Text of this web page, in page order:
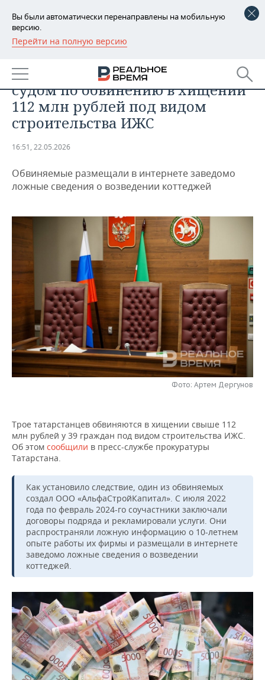
Вы были автоматически перенаправлены на мобильную
версию.
Перейти на полную версию
РЕГИОНЫ
БАШКОРТОСТАН
ТАТАРСТАН
УДМУРТИЯ
НОВОСТИ
АНАЛИТИКА
НОВОСТИ АНАЛИТИКИ
ДЕКЛАРАЦИИ О ДОХОДАХ
КОРОЛИ ГОСЗАКАЗА ПФО
КОМУ ПРИНАДЛЕЖАТ
ТОРГОВЫЕ ЦЕНТРЫ
ТАТАРСТАНА
ЭКОНОМИКА
НОВОСТИ ЭКОНОМИКИ
ФИНАНСЫ
БЮДЖЕТ
ИНВЕСТИЦИИ
ПРОМЫШЛЕННОСТЬ
НОВОСТИ
ПРОМЫШЛЕННОСТИ
АГРОПРОМ
МАШИНОСТРОЕНИЕ
НЕФТЕХИМИЯ
НЕФТЬ
ОПК
ЭНЕРГЕТИКА
НЕДВИЖИМОСТЬ
НОВОСТИ АВТО
НОВОСТИ БИЗНЕСА
РОЗНИЧНАЯ ТОРГОВЛЯ
ТРАНСПОРТ
УСЛУГИ
ТЕХНОЛОГИИ
НОВОСТИ ТЕХНОЛОГИЙ
IT
МЕДИА
ТЕЛЕКОММУНИКАЦИИ
МЕРОПРИЯТИЯ
НОВОСТИ МЕРОПРИЯТИЙ
ВЫЕЗДНАЯ РЕДАКЦИЯ
БИЗНЕС-БРАНЧИ
ОТКРЫТАЯ ЛЕКЦИЯ
СПОРТ
НОВОСТИ СПОРТА
ФУТБОЛ
БАСКЕТБОЛ
ВОЛЕЙБОЛ
КИБЕРСПОРТ
ФИГУРНОЕ КАТАНИЕ
ВОДНЫЕ ВИДЫ СПОРТА
ХОККЕЙ С МЯЧОМ
ОБЩЕСТВО
НОВОСТИ ОБЩЕСТВА
ИНФРАСТРУКТУРА
ИСТОРИЯ
КУЛЬТУРА
МЕДИЦИНА
ОБРАЗОВАНИЕ
ПРОИСШЕСТВИЯ
ФОТОГАЛЕРЕЯ
СПРАВОЧНИК
СПИСОК ПЕРСОН
СПИСОК КОМПАНИЙ
ПОЛНАЯ ВЕРСИЯ
Татарстанцы предстанут перед
судом по обвинению в хищении
112 млн рублей под видом
строительства ИЖС
16:51, 22.05.2026
Обвиняемые размещали в интернете заведомо
ложные сведения о возведении коттеджей
Фото: Артем Дергунов
Трое татарстанцев обвиняются в хищении свыше 112
млн рублей у 39 граждан под видом строительства ИЖС.
Об этом сообщили в пресс-службе прокуратуры
Татарстана.
Как установило следствие, один из обвиняемых
создал ООО «АльфаСтройКапитал». С июля 2022
года по февраль 2024-го соучастники заключали
договоры подряда и рекламировали услуги. Они
распространяли ложную информацию о 10-летнем
опыте работы их фирмы и размещали в интернете
заведомо ложные сведения о возведении
коттеджей.